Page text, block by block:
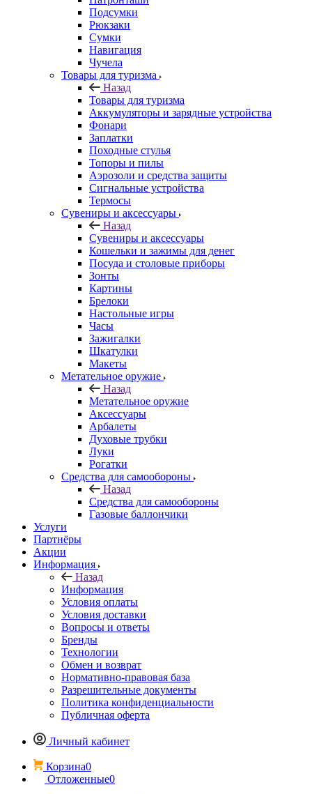
Подсумки
Рюкзаки
Сумки
Навигация
Чучела
Товары для туризма
Назад
Товары для туризма
Аккумуляторы и зарядные устройства
Фонари
Заплатки
Походные стулья
Топоры и пилы
Аэрозоли и средства защиты
Сигнальные устройства
Термосы
Сувениры и аксессуары
Назад
Сувениры и аксессуары
Кошельки и зажимы для денег
Посуда и столовые приборы
Зонты
Картины
Брелоки
Настольные игры
Часы
Зажигалки
Шкатулки
Макеты
Метательное оружие
Назад
Метательное оружие
Аксессуары
Арбалеты
Духовые трубки
Луки
Рогатки
Средства для самообороны
Назад
Средства для самообороны
Газовые баллончики
Услуги
Партнёры
Акции
Информация
Назад
Информация
Условия оплаты
Условия доставки
Вопросы и ответы
Бренды
Технологии
Обмен и возврат
Нормативно-правовая база
Разрешительные документы
Политика конфиденциальности
Публичная оферта
Личный кабинет
Корзина0
Отложенные0